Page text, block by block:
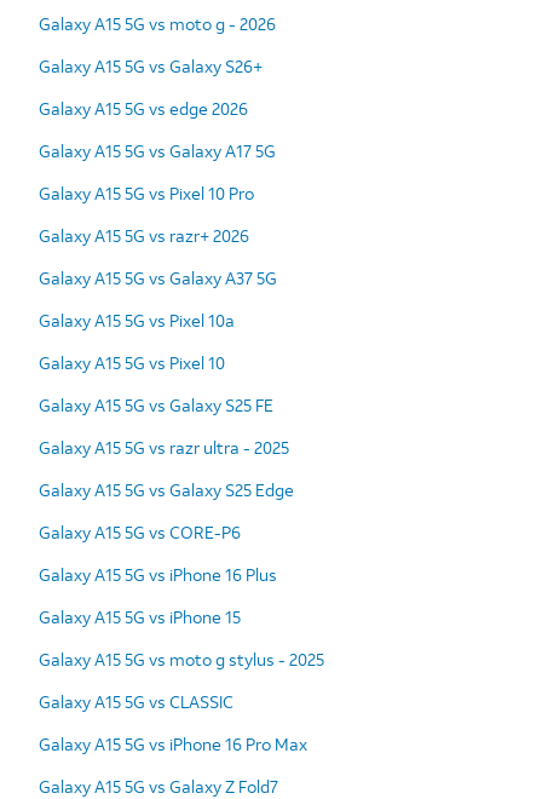
Galaxy A15 5G vs moto g - 2026
Galaxy A15 5G vs Galaxy S26+
Galaxy A15 5G vs edge 2026
Galaxy A15 5G vs Galaxy A17 5G
Galaxy A15 5G vs Pixel 10 Pro
Galaxy A15 5G vs razr+ 2026
Galaxy A15 5G vs Galaxy A37 5G
Galaxy A15 5G vs Pixel 10a
Galaxy A15 5G vs Pixel 10
Galaxy A15 5G vs Galaxy S25 FE
Galaxy A15 5G vs razr ultra - 2025
Galaxy A15 5G vs Galaxy S25 Edge
Galaxy A15 5G vs CORE-P6
Galaxy A15 5G vs iPhone 16 Plus
Galaxy A15 5G vs iPhone 15
Galaxy A15 5G vs moto g stylus - 2025
Galaxy A15 5G vs CLASSIC
Galaxy A15 5G vs iPhone 16 Pro Max
Galaxy A15 5G vs Galaxy Z Fold7